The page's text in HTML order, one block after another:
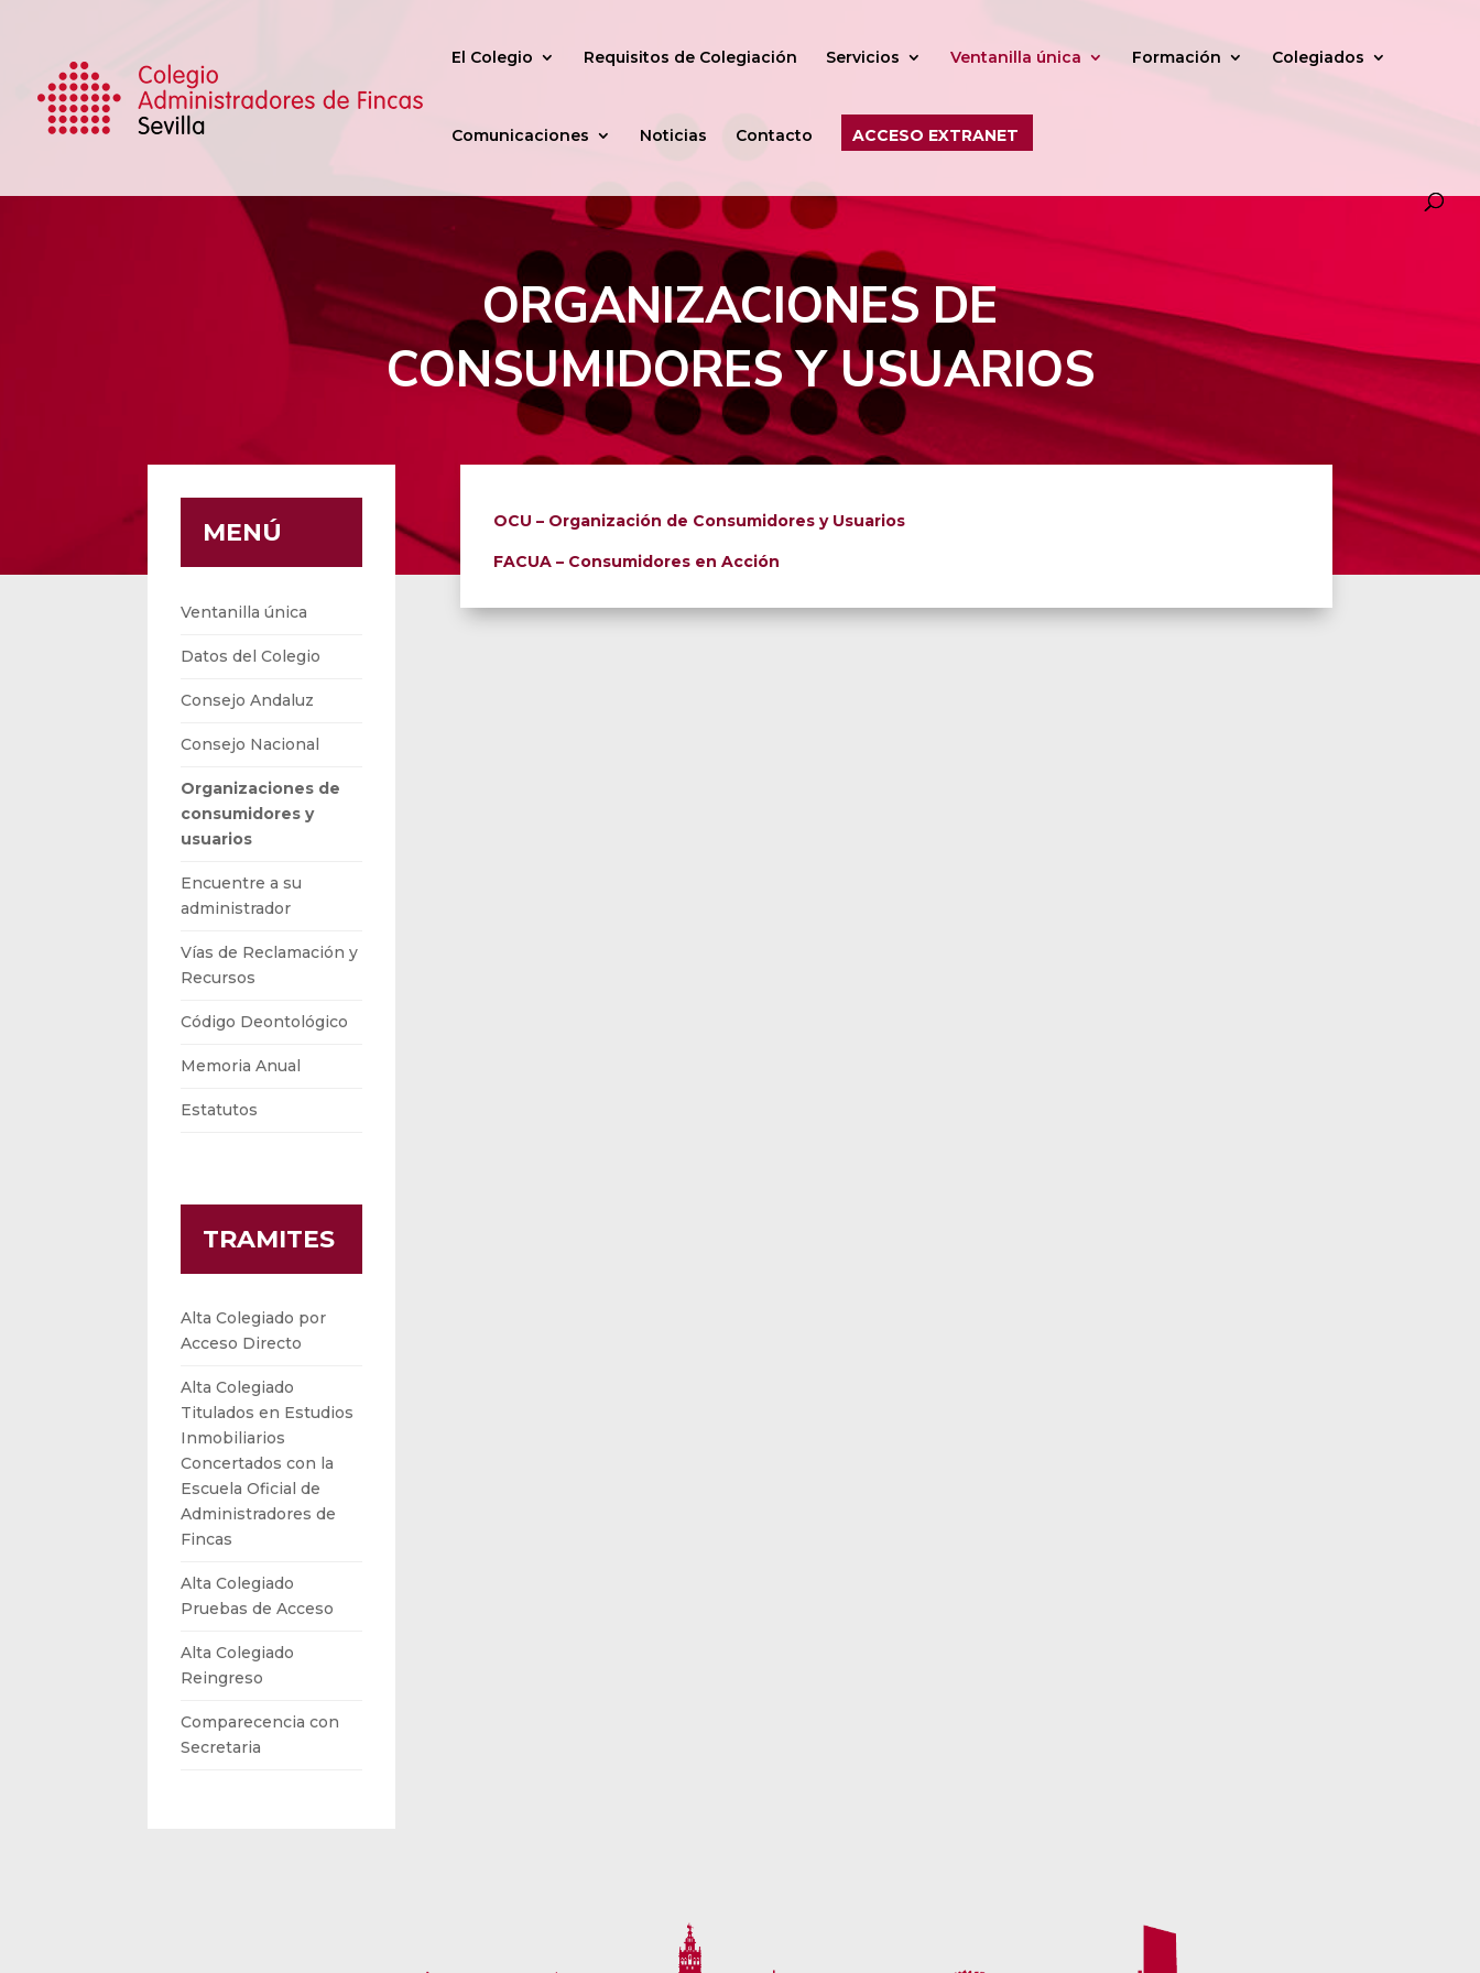
El Colegio Requisitos de Colegiación Servicios Ventanilla única Formación Colegiados
Comunicaciones Noticias Contacto ACCESO EXTRANET
ORGANIZACIONES DE
CONSUMIDORES Y USUARIOS
MENÚ
Ventanilla única
Datos del Colegio
Consejo Andaluz
Consejo Nacional
Organizaciones de
consumidores y
usuarios
Encuentre a su
administrador
Vías de Reclamación y
Recursos
Código Deontológico
Memoria Anual
Estatutos
TRAMITES
Alta Colegiado por
Acceso Directo
Alta Colegiado
Titulados en Estudios
Inmobiliarios
Concertados con la
Escuela Oficial de
Administradores de
Fincas
Alta Colegiado
Pruebas de Acceso
Alta Colegiado
Reingreso
Comparecencia con
Secretaria
OCU – Organización de Consumidores y Usuarios
FACUA – Consumidores en Acción